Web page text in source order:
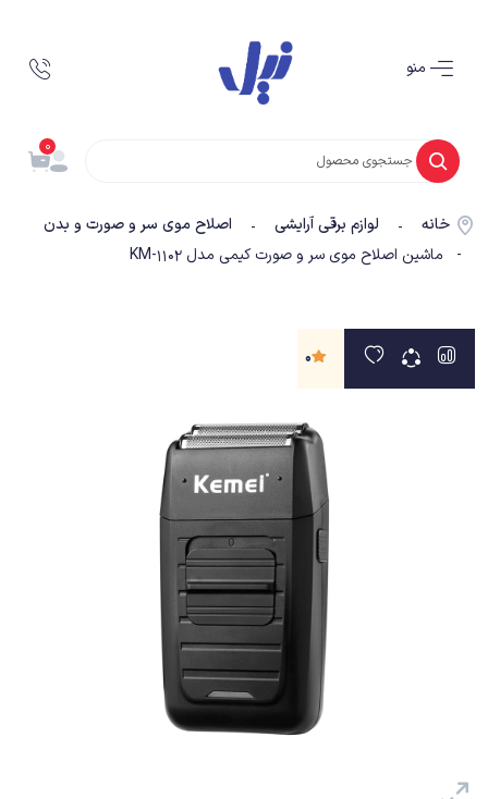
0
خانه - لوازم برقی آرایشی -
اصلاح موی سر و صورت و بدن
- ماشین اصلاح موی سر و صورت کیمی مدل KM-1102
0